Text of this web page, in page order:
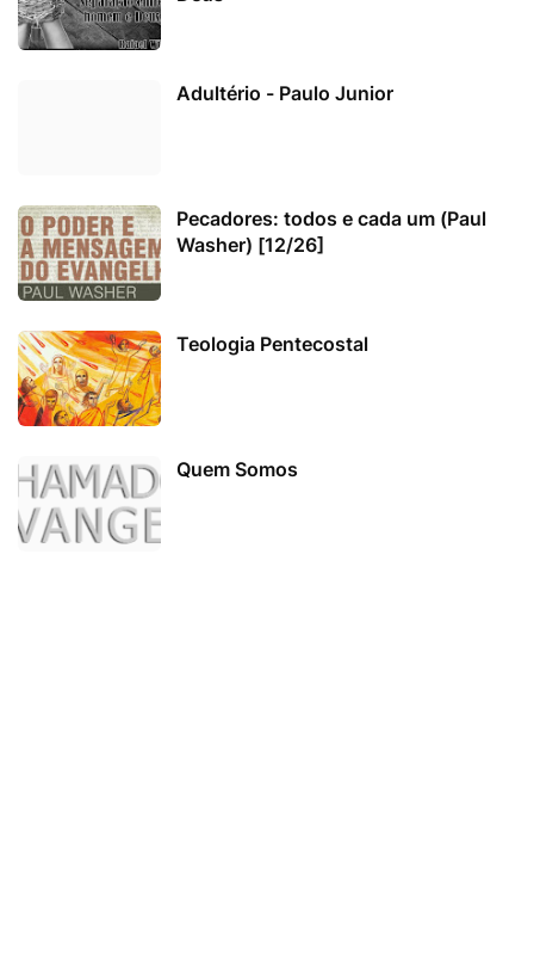
Adultério - Paulo Junior
Pecadores: todos e cada um (Paul
Washer) [12/26]
Teologia Pentecostal
Quem Somos